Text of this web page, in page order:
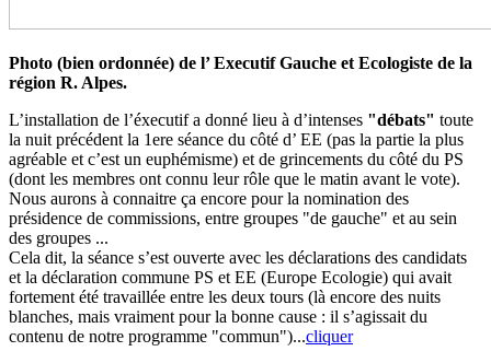
Photo (bien ordonnée) de l’ Executif Gauche et Ecologiste de la
région R. Alpes.
L’installation de l’éxecutif a donné lieu à d’intenses "débats" toute
la nuit précédent la 1ere séance du côté d’ EE (pas la partie la plus
agréable et c’est un euphémisme) et de grincements du côté du PS
(dont les membres ont connu leur rôle que le matin avant le vote).
Nous aurons à connaitre ça encore pour la nomination des
présidence de commissions, entre groupes "de gauche" et au sein
des groupes ...
Cela dit, la séance s’est ouverte avec les déclarations des candidats
et la déclaration commune PS et EE (Europe Ecologie) qui avait
fortement été travaillée entre les deux tours (là encore des nuits
blanches, mais vraiment pour la bonne cause : il s’agissait du
contenu de notre programme "commun")...cliquer